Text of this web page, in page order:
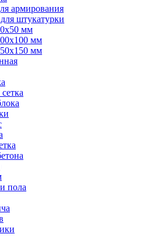
армирования
штукатурки
мм
мм
мм
пола